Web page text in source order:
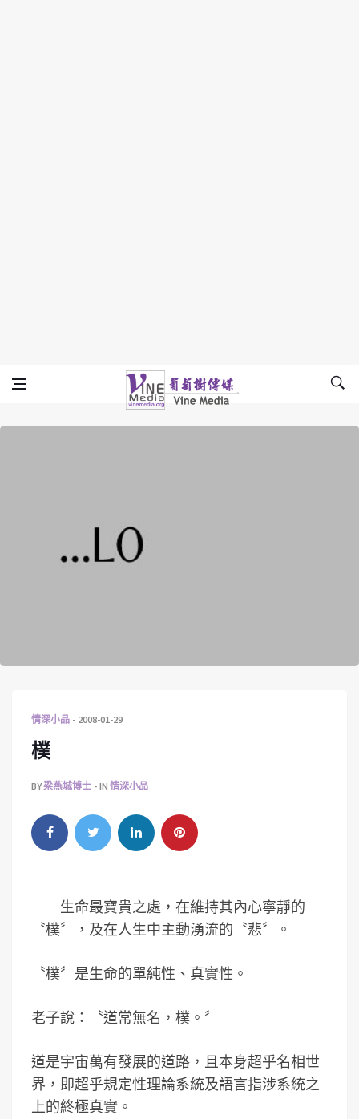
Vine Media
葡萄樹傳媒
情深小品 2008-01-29
樸
BY梁燕城博士 IN 情深小品
生命最寶貴之處，在維持其內心寧靜的
〝樸〞，及在人生中主動湧流的〝悲〞。
〝樸〞是生命的單純性、真實性。
老子說：〝道常無名，樸。〞
道是宇宙萬有發展的道路，且本身超乎名相世
界，即超乎規定性理論系統及語言指涉系統之
上的終極真實。